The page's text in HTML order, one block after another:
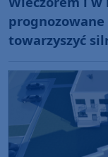
towarzyszyć